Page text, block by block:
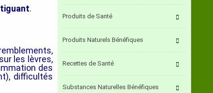
.
les lèvres,
des
difficultés
Produits de Santé
Produits Naturels Bénéfiques
Recettes de Santé
Substances Naturelles Bénéfiques